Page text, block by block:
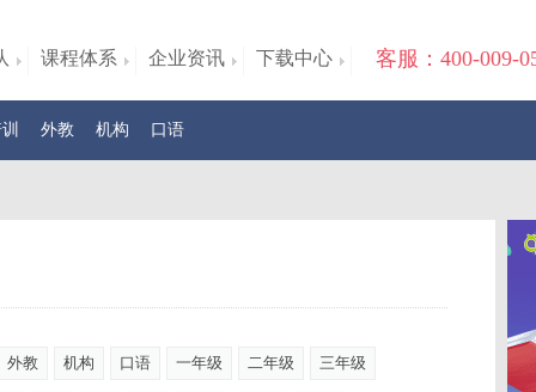
课程体系 企业资讯 下载中心 客服：400-009-
外教 机构 口语
外教 机构 口语 一年级 二年级 三年级